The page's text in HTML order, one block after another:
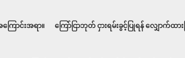
ြောင်းအရာ။ ကြော်ငြာဘုတ် ငှားရမ်းခွင့်ပြုရန် လျှောက်ထားခ